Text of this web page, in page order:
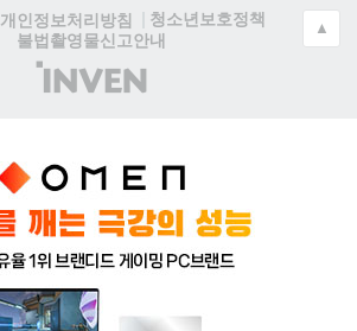
개인정보처리방침
청소년보호정책
불법촬영물신고안내
(주)
인
▲